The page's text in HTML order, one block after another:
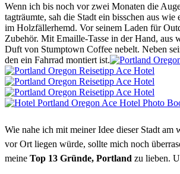
Wenn ich bis noch vor zwei Monaten die
tagträumte, sah die Stadt ein bisschen aus
im Holzfällerhemd. Vor seinem Laden für
Zubehör. Mit Emaille-Tasse in der Hand, aus
Duft von Stumptown Coffee nebelt. Neben
den ein Fahrrad montiert ist.
Wie nahe ich mit meiner Idee dieser Stadt am
vor Ort liegen würde, sollte mich noch
meine Top 13 Gründe, Portland zu lieben.